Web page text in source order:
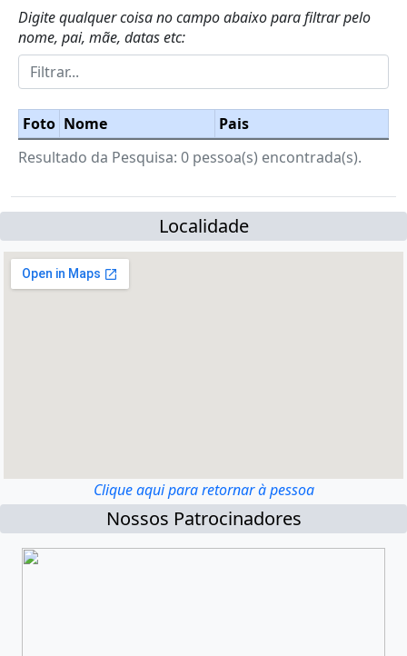
Digite qualquer coisa no campo abaixo para filtrar pelo
nome, pai, mãe, datas etc:
Foto Nome
Pais
Resultado da Pesquisa: 0 pessoa(s) encontrada(s).
Localidade
Clique aqui para retornar à pessoa
Nossos Patrocinadores